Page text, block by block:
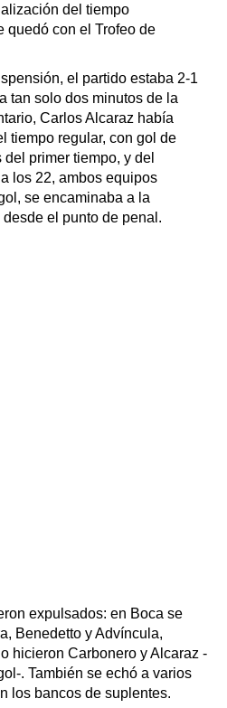
Datos Útiles
Fúnebres
Teléfonos de urgencia
del tiempo
quedó con el Trofeo de
el partido estaba 2-1
tan solo dos minutos de la
Carlos Alcaraz había
tiempo regular, con gol de
primer tiempo, y del
los 22, ambos equipos
se encaminaba a la
el punto de penal.
expulsados: en Boca se
Benedetto y Advíncula,
hicieron Carbonero y Alcaraz -
. También se echó a varios
los bancos de suplentes.